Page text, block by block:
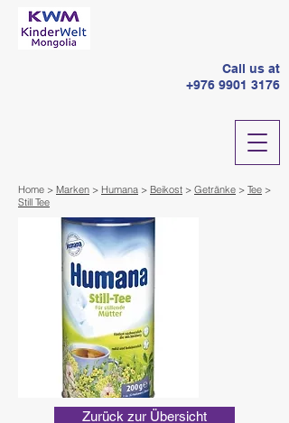
Call us at
+976 9901 3176
Zurück zur Übersicht
Home > Marken > Humana > Beikost > Getränke > Tee >
Still Tee